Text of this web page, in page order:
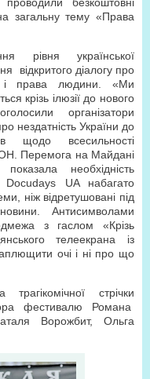
загальну тему «Права
української
відкритого діалогу про
і права людини. «Ми
крізь ілюзії до нового
організатори
нездатність України до
щодо всесильності
Перемога на Майдані
необхідність
Docudays UA набагато
ніж відретушовані під
Антисимволами
з гаслом «Крізь
телеекрана із
очі і ні про що
стрічки
фестивалю Романа
Ворожбит, Ольга